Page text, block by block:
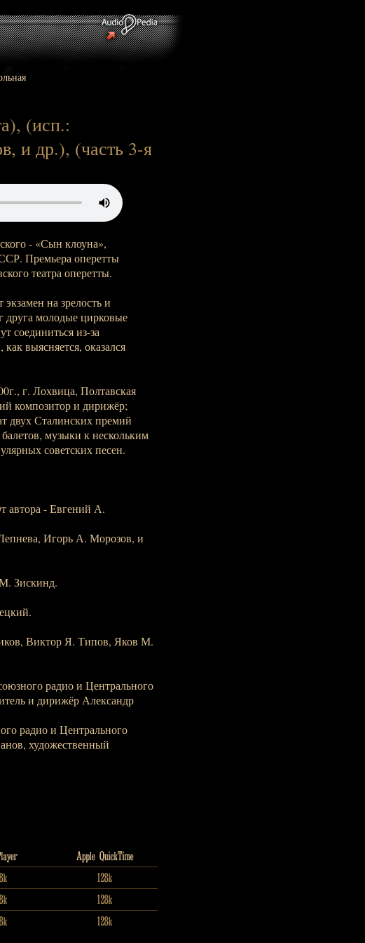
(исп.:
и др.), (часть 3-я
- «Сын клоуна»,
Премьера оперетты
театра оперетты.
на зрелость и
друга молодые цирковые
соединиться из-за
выясняется, оказался
г. Лохвица, Полтавская
композитор и дирижёр;
двух Сталинских премий
музыки к нескольким
советских песен.
автора - Евгений А.
Игорь А. Морозов, и
Зискинд.
Виктор Я. Типов, Яков М.
радио и Центрального
и дирижёр Александр
радио и Центрального
художественный